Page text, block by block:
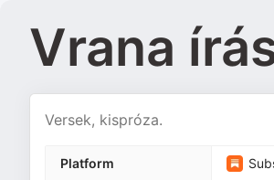
Vrana
Versek, kispróza.
Platform